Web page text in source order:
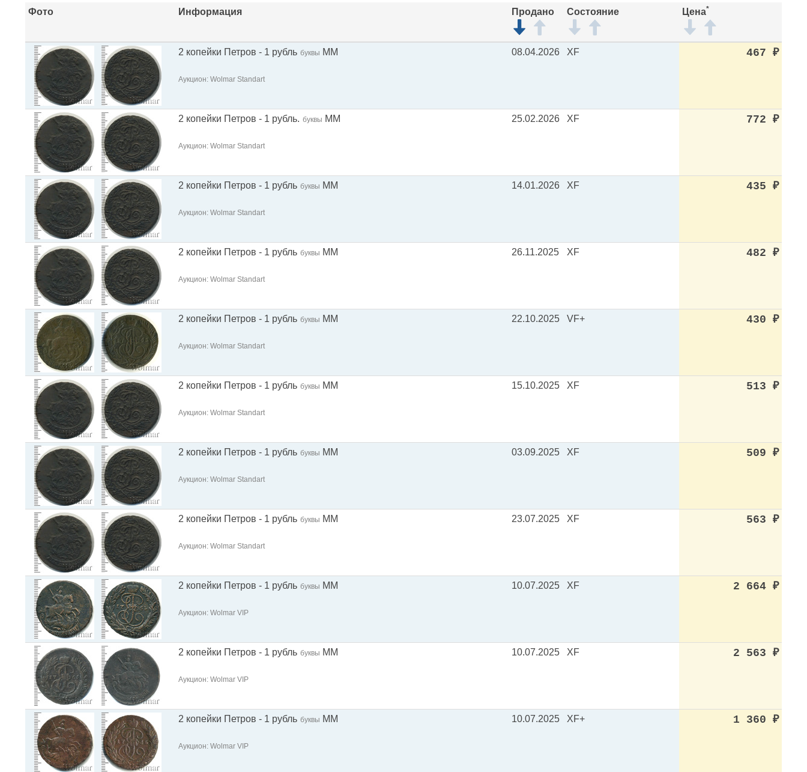
Фото Информация Продано Состояние Цена*
2 копейки Петров - 1 рубль буквы ММ
Аукцион: Wolmar Standart
08.04.2026 XF 467 ₽
2 копейки Петров - 1 рубль. буквы ММ
Аукцион: Wolmar Standart
25.02.2026 XF 772 ₽
2 копейки Петров - 1 рубль буквы ММ
Аукцион: Wolmar Standart
14.01.2026 XF 435 ₽
2 копейки Петров - 1 рубль буквы ММ
Аукцион: Wolmar Standart
26.11.2025 XF 482 ₽
2 копейки Петров - 1 рубль буквы ММ
Аукцион: Wolmar Standart
22.10.2025 VF+ 430 ₽
2 копейки Петров - 1 рубль буквы ММ
Аукцион: Wolmar Standart
15.10.2025 XF 513 ₽
2 копейки Петров - 1 рубль буквы ММ
Аукцион: Wolmar Standart
03.09.2025 XF 509 ₽
2 копейки Петров - 1 рубль буквы ММ
Аукцион: Wolmar Standart
23.07.2025 XF 563 ₽
2 копейки Петров - 1 рубль буквы ММ
Аукцион: Wolmar VIP
10.07.2025 XF 2 664 ₽
2 копейки Петров - 1 рубль буквы ММ
Аукцион: Wolmar VIP
10.07.2025 XF 2 563 ₽
2 копейки Петров - 1 рубль буквы ММ
Аукцион: Wolmar VIP
10.07.2025 XF+ 1 360 ₽